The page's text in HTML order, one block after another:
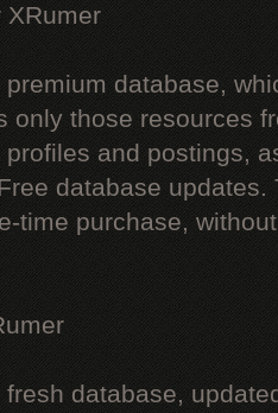
XRumer
database,
only those resources
and postings,
database updates.
time purchase,
database,